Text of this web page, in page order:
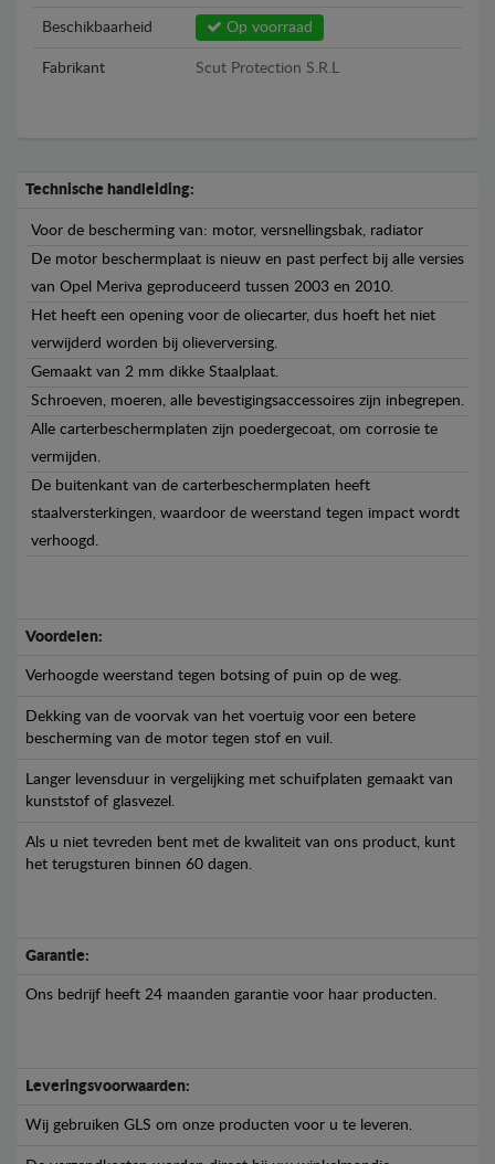
Beschikbaarheid Op voorraad
Fabrikant Scut Protection S.R.L
Technische handleiding:
Voor de bescherming van: motor, versnellingsbak, radiator
De motor beschermplaat is nieuw en past perfect bij alle versies
van Opel Meriva geproduceerd tussen 2003 en 2010.
Het heeft een opening voor de oliecarter, dus hoeft het niet
verwijderd worden bij olieverversing.
Gemaakt van 2 mm dikke Staalplaat.
Schroeven, moeren, alle bevestigingsaccessoires zijn inbegrepen.
Alle carterbeschermplaten zijn poedergecoat, om corrosie te
vermijden.
De buitenkant van de carterbeschermplaten heeft
staalversterkingen, waardoor de weerstand tegen impact wordt
verhoogd.
Voordelen:
Verhoogde weerstand tegen botsing of puin op de weg.
Dekking van de voorvak van het voertuig voor een betere
bescherming van de motor tegen stof en vuil.
Langer levensduur in vergelijking met schuifplaten gemaakt van
kunststof of glasvezel.
Als u niet tevreden bent met de kwaliteit van ons product, kunt
het terugsturen binnen 60 dagen.
Garantie:
Ons bedrijf heeft 24 maanden garantie voor haar producten.
Leveringsvoorwaarden:
Wij gebruiken GLS om onze producten voor u te leveren.